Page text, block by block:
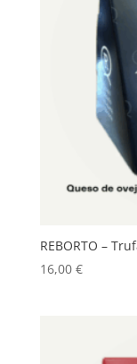
REBORTO –
16,00 €